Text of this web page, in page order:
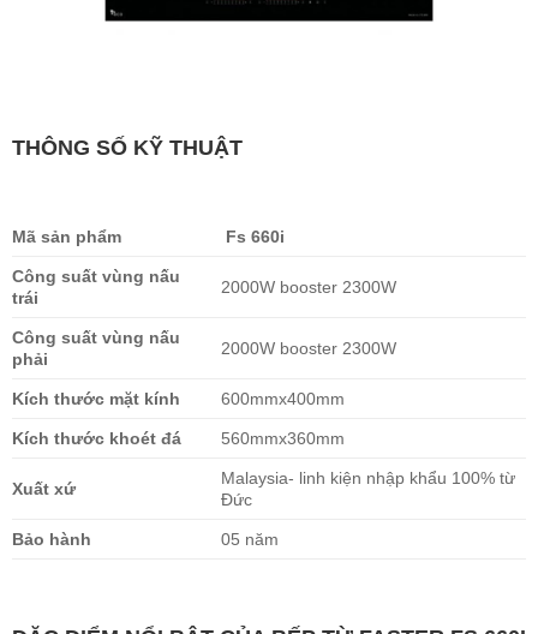
THÔNG SỐ KỸ THUẬT
Mã sản phẩm Fs 660i
Công suất vùng nấu
trái
2000W booster 2300W
Công suất vùng nấu
phải
2000W booster 2300W
Kích thước mặt kính 600mmx400mm
Kích thước khoét đá 560mmx360mm
Xuất xứ
Malaysia- linh kiện nhập khẩu 100% từ
Đức
Bảo hành 05 năm